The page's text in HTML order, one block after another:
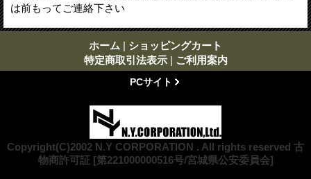
は前もってご連絡下さい
ホーム | ショッピングカート
特定商取引法表示 | ご利用案内
PCサイト
Copyright(C)2002 N.Y CORPORATION . All rights reserved 古
物商許可証 [第221000000516号/宮城県公安委員会]